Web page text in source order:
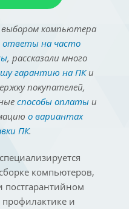
компьютера
ответы на часто
, рассказали много
гарантию на ПКи
покупателей,
способы оплатыи
о вариантах
ПК.
компьютеров,
постгарантийном
и